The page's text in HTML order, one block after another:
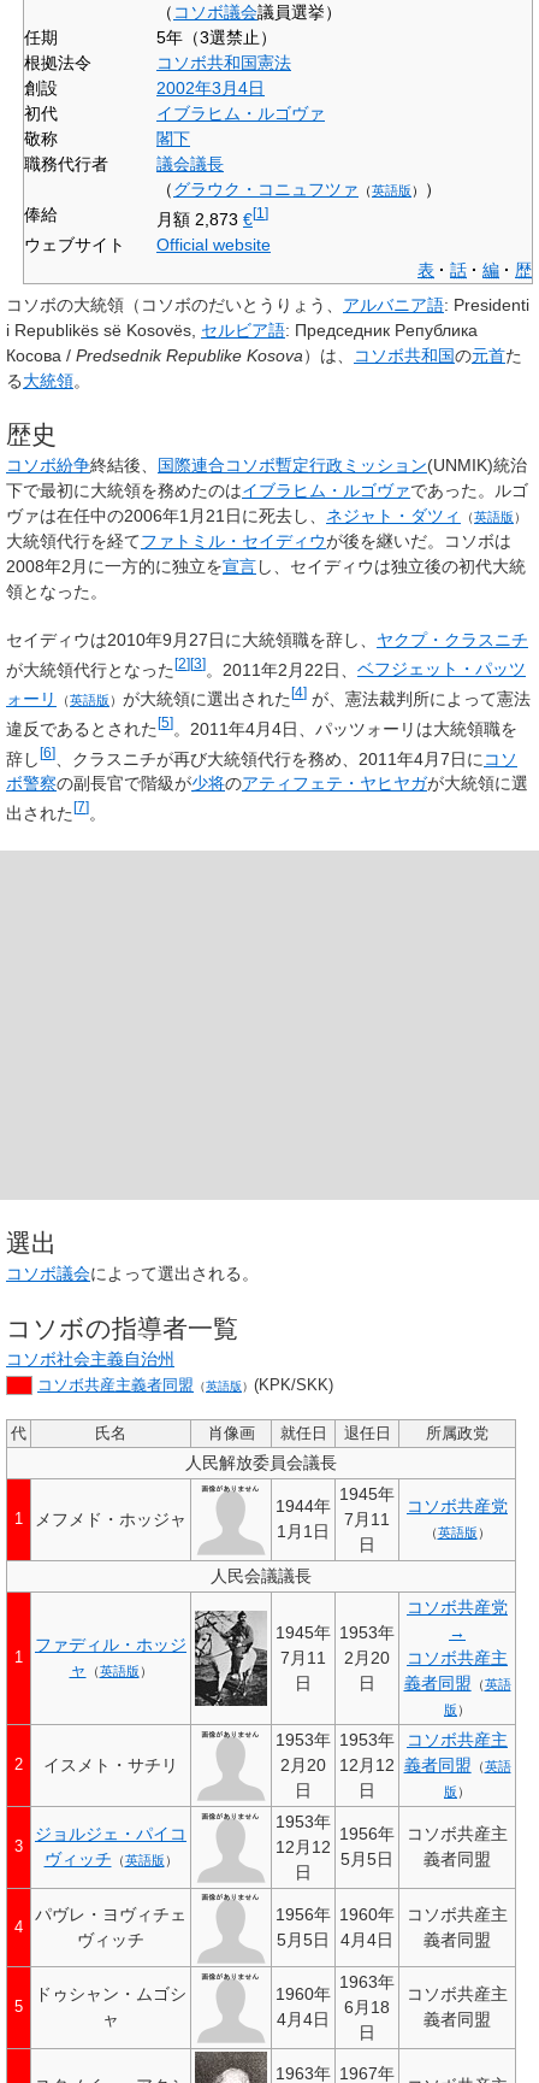
（ コソボ議会議員選挙）
任期
5年（3選禁止）
根拠法令
コソボ共和国憲法
創設
2002年3月4日
初代
イブラヒム・ルゴヴァ
敬称
閣下
職務代行者
議会議長
（グラウク・コニュフツァ （英語版）
）
俸給
月額 2,873 €[1 ]
ウェブサイト
Official website
表
話 編
歴
コソボの大統領 （コソボのだいとうりょう、 アルバニア語: Presidenti
i Republikës së Kosovës セルビア語: Председник Pепублика
Косовa / Predsednik Republike Kosova）は、 コソボ共和国の元首た
る大統領。
歴史
コソボ紛争終結後、 国際連合コソボ暫定行政ミッション(UNMIK)統治
下で最初に大統領を務めたのはイブラヒム・ルゴヴァであった。ルゴ
ヴァは在任中の2006年1月21日に死去し、 ネジャト・ダツィ （英語版 ）
大統領代行を経てファトミル・セイディウが後を継いだ。コソボは
2008年2月に一方的に独立を宣言し、セイディウは独立後の初代大統
領となった。
セイディウは2010年9月27日に大統領職を辞し、 ヤクプ・クラスニチ
が大統領代行となった[2][3]。2011年2月22日、 ベフジェット・パッツ
ォーリ
（英語版 ） が大統領に選出された [4] が、憲法裁判所によって憲法
違反であるとされた [5] 。2011年4月4日、パッツォーリは大統領職を
辞し[6] 、クラスニチが再び大統領代行を務め、2011年4月7日に コソ
ボ警察の副長官で階級が少将のアティフェテ・ヤヒヤガが大統領に選
出された [7] 。
選出
コソボ議会によって選出される。
コソボの指導者一覧
コソボ社会主義自治州
コソボ共産主義者同盟 （英語版） (KPK/SKK)
代 氏名 肖像画 就任日 退任日 所属政党
人民解放委員会議長
1 メフメド・ホッジャ
1944年
1月1日
1945年
7月11
日
コソボ共産党
（英語版 ）
人民会議議長
1
ファディル・ホッジ
ャ
（英語版 ）
1945年
7月11
日
1953年
2月20
日
コソボ共産党
→
コソボ共産主
義者同盟 （英語
版 ）
2 イスメト・サチリ
1953年
2月20
日
1953年
12月12
日
コソボ共産主
義者同盟 （英語
版 ）
3
ジョルジェ・パイコ
ヴィッチ （英語版 ）
1953年
12月12
日
1956年
5月5日
コソボ共産主
義者同盟
4
パヴレ・ヨヴィチェ
ヴィッチ
1956年
5月5日
1960年
4月4日
コソボ共産主
義者同盟
5
ドゥシャン・ムゴシ
ャ
1960年
4月4日
1963年
6月18
日
コソボ共産主
義者同盟
1963年 1967年